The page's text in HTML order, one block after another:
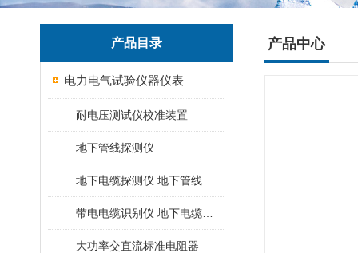
产品目录
电力电气试验仪器仪表
耐电压测试仪校准装置
地下管线探测仪
大功率交直流标准电阻器
产品中心